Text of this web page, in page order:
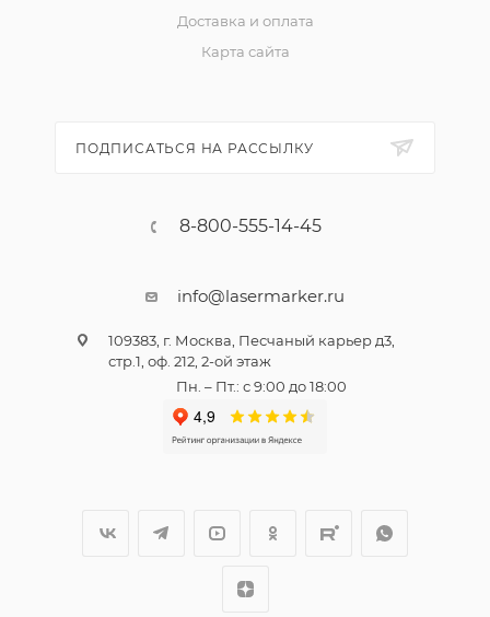
Доставка и оплата
Карта сайта
ПОДПИСАТЬСЯ НА РАССЫЛКУ
8-800-555-14-45
info@lasermarker.ru
109383, г. Москва, Песчаный карьер д3,
стр.1, оф. 212, 2-ой этаж
Пн. – Пт.: с 9:00 до 18:00